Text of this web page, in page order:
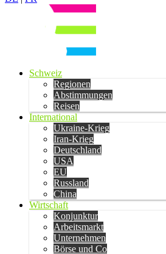
Schweiz
Regionen
Abstimmungen
Reisen
International
Ukraine-Krieg
Iran-Krieg
Deutschland
USA
EU
Russland
China
Wirtschaft
Konjunktur
Arbeitsmarkt
Unternehmen
Börse und Co